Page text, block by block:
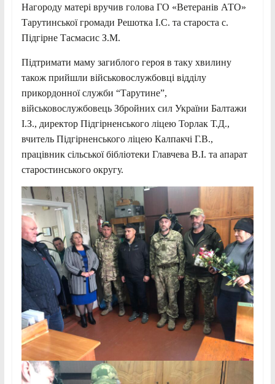
Нагороду матері вручив голова ГО «Ветеранів АТО»
Тарутинської громади Решотка І.С. та староста с.
Підгірне Тасмасис З.М.
Підтримати маму загиблого героя в таку хвилину
також прийшли військовослужбовці відділу
прикордонної служби “Тарутине”,
військовослужбовець Збройних сил України Балтажи
І.З., директор Підгірненського ліцею Торлак Т.Д.,
вчитель Підгірненського ліцею Калпакчі Г.В.,
працівник сільської бібліотеки Главчева В.І. та апарат
старостинського округу.